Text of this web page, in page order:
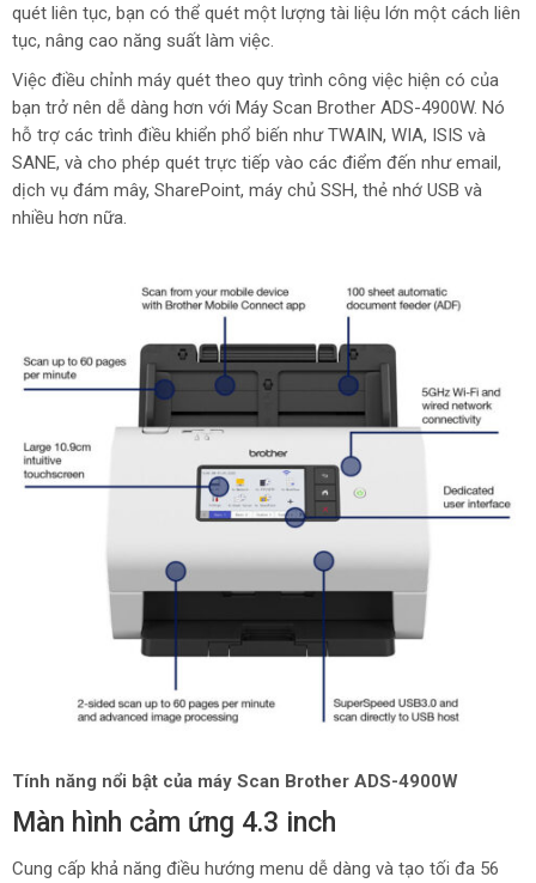
quét liên tục, bạn có thể quét một lượng tài liệu lớn một cách liên
tục, nâng cao năng suất làm việc.
Việc điều chỉnh máy quét theo quy trình công việc hiện có của
bạn trở nên dễ dàng hơn với Máy Scan Brother ADS-4900W. Nó
hỗ trợ các trình điều khiển phổ biến như TWAIN, WIA, ISIS và
SANE, và cho phép quét trực tiếp vào các điểm đến như email,
dịch vụ đám mây, SharePoint, máy chủ SSH, thẻ nhớ USB và
nhiều hơn nữa.
Tính năng nổi bật của máy Scan Brother ADS-4900W
Màn hình cảm ứng 4.3 inch
Cung cấp khả năng điều hướng menu dễ dàng và tạo tối đa 56